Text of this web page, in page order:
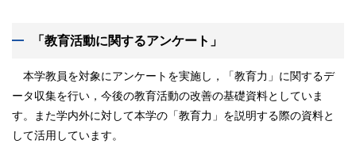
「教育活動に関するアンケート」
本学教員を対象にアンケートを実施し，「教育力」に関するデ
ータ収集を行い，今後の教育活動の改善の基礎資料としていま
す。また学内外に対して本学の「教育力」を説明する際の資料と
して活用しています。